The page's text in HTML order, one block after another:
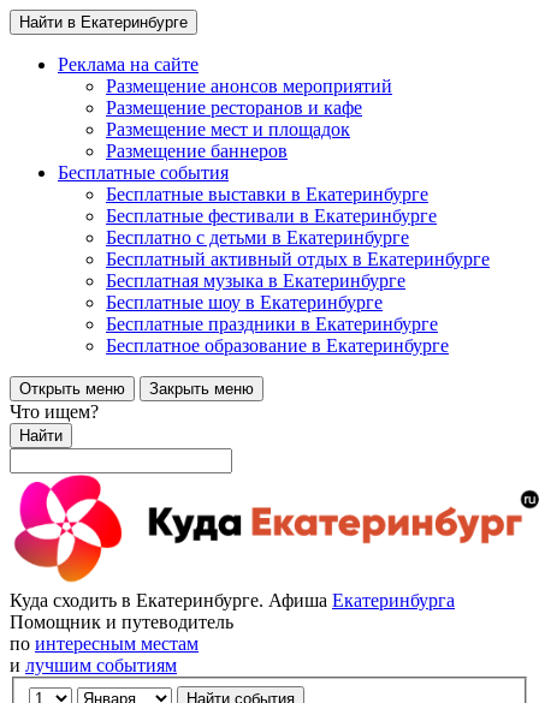
Найти в Екатеринбурге
Реклама на сайте
Размещение анонсов мероприятий
Размещение ресторанов и кафе
Размещение мест и площадок
Размещение баннеров
Бесплатные события
Бесплатные выставки в Екатеринбурге
Бесплатные фестивали в Екатеринбурге
Бесплатно с детьми в Екатеринбурге
Бесплатный активный отдых в Екатеринбурге
Бесплатная музыка в Екатеринбурге
Бесплатные шоу в Екатеринбурге
Бесплатные праздники в Екатеринбурге
Бесплатное образование в Екатеринбурге
Открыть меню Закрыть меню
Что ищем?
Найти
Куда сходить в Екатеринбурге. Афиша Екатеринбурга
Помощник и путеводитель
по интересным местам
и лучшим событиям